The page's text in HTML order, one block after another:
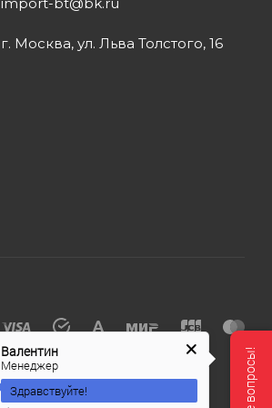
г. Москва, ул. Льва Толстого, 16
Валентин
Менеджер
Здравствуйте!